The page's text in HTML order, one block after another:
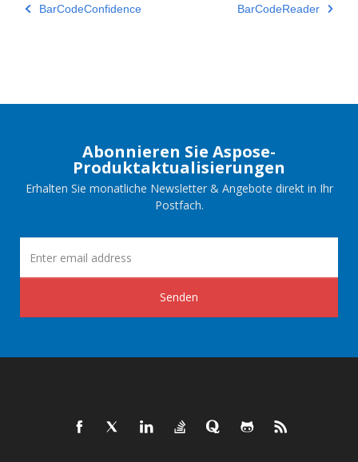
BarCodeConfidence BarCodeReader
Abonnieren Sie Aspose-
Produktaktualisierungen
Erhalten Sie monatliche Newsletter & Angebote direkt in Ihr
Postfach.
Senden